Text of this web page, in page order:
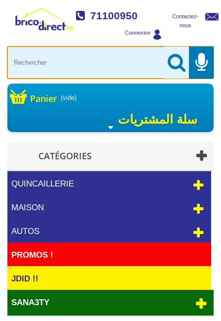
Contactez-
nous
71100950
Connexion
Panier (vide)
سلة المشتريات
CATÉGORIES
QUINCAILLERIE
MAISON
AUTOS
PROMOS !
JDID !!
SANA3TY